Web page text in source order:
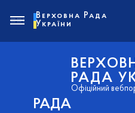
РАДА
РАДА
Офіційний
Верховна Рада
України